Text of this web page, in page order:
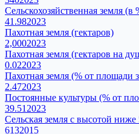
Сельскохозяйственная земля (в
41.982023
Пахотная земля (гектаров)
2,0002023
Пахотная земля (гектаров на
0.022023
Пахотная земля (% от площади
2.472023
Постоянные культуры (% от
39.51 2023
Сельская земля с высотой
6132015